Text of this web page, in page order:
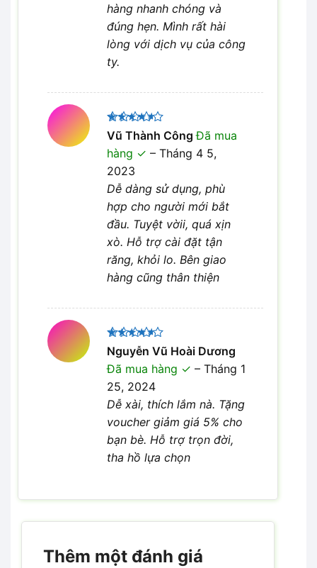
hàng nhanh chóng và
đúng hẹn. Mình rất hài
lòng với dịch vụ của công
ty.
Được
xếp hạng
45 sao
Vũ Thành CôngĐã mua
hàng
– Tháng 4 5,
2023
Dễ dàng sử dụng, phù
hợp cho người mới bắt
đầu. Tuyệt vờii, quá xịn
xò. Hỗ trợ cài đặt tận
răng, khỏi lo. Bên giao
hàng cũng thân thiện
Được
xếp hạng
45 sao
Nguyễn Vũ Hoài Dương
Đã mua hàng
– Tháng 1
25, 2024
Dễ xài, thích lắm nà. Tặng
voucher giảm giá 5% cho
bạn bè. Hỗ trợ trọn đời,
tha hồ lựa chọn
Thêm một đánh giá